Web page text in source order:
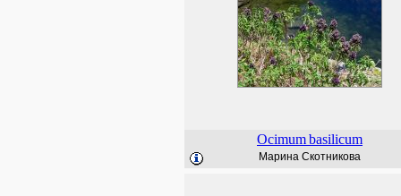
Ocimumbasilicum
Марина Скотникова